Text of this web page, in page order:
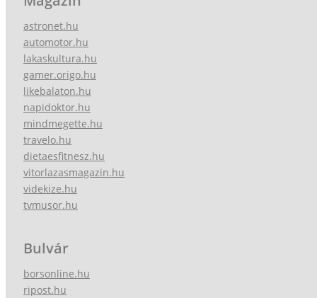
astronet.hu
automotor.hu
lakaskultura.hu
gamer.origo.hu
likebalaton.hu
napidoktor.hu
mindmegette.hu
travelo.hu
dietaesfitnesz.hu
vitorlazasmagazin.hu
videkize.hu
tvmusor.hu
Bulvár
borsonline.hu
ripost.hu